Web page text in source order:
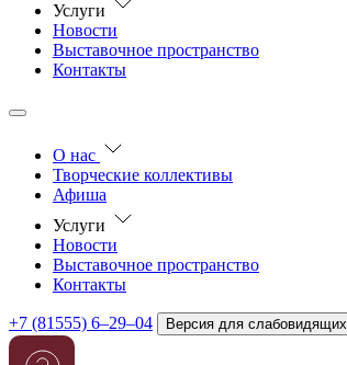
Услуги
Новости
Выставочное пространство
Контакты
О нас
Творческие коллективы
Афиша
Услуги
Новости
Выставочное пространство
Контакты
+7 (81555) 6–29–04 Версия для слабовидящих